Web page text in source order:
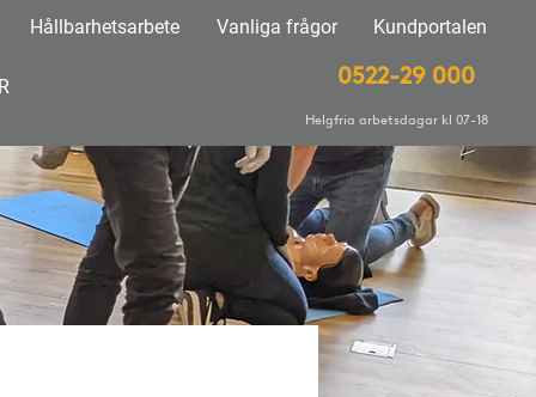
Hållbarhetsarbete Vanliga frågor Kundportalen
0522-29 000
Helgfria arbetsdagar kl 07-18